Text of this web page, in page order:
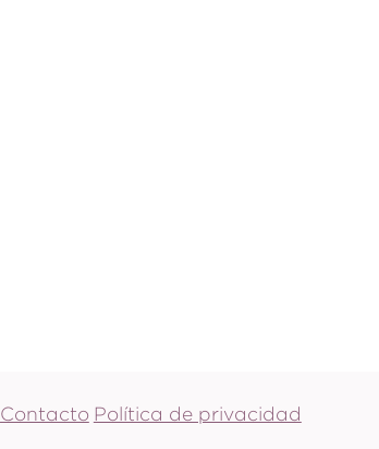
Footer
Contacto Política de privacidad